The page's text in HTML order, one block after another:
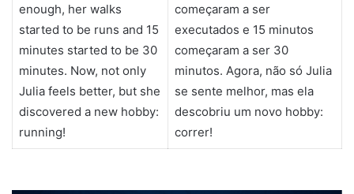
enough, her walks
started to be runs and 15
minutes started to be 30
minutes. Now, not only
Julia feels better, but she
discovered a new hobby:
running!
começaram a ser
executados e 15 minutos
começaram a ser 30
minutos. Agora, não só Julia
se sente melhor, mas ela
descobriu um novo hobby:
correr!